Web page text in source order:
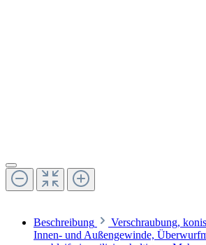
Beschreibung
Verschraubung,
Innen- und Außengewinde,